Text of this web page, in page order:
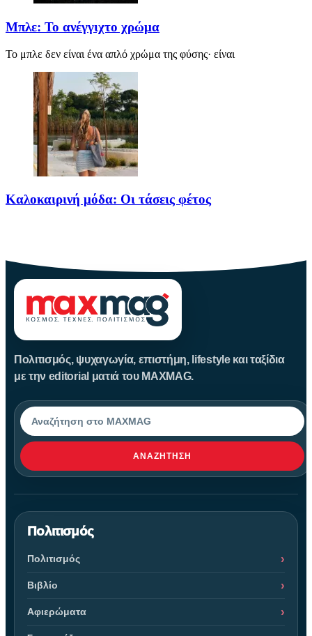
Μπλε: Το ανέγγιχτο χρώμα
Το μπλε δεν είναι ένα απλό χρώμα της φύσης· είναι
Καλοκαιρινή μόδα: Οι τάσεις φέτος
Πολιτισμός, ψυχαγωγία, επιστήμη, lifestyle και ταξίδια
με την editorial ματιά του MAXMAG.
Αναζήτηση
ΑΝΑΖΉΤΗΣΗ
Πολιτισμός
Πολιτισμός
Βιβλίο
Αφιερώματα